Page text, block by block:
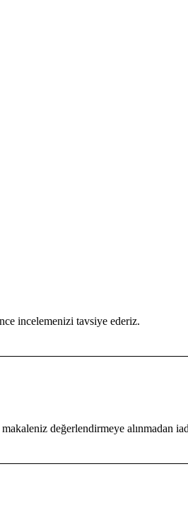
incelemenizi tavsiye ederiz.
değerlendirmeye alınmadan